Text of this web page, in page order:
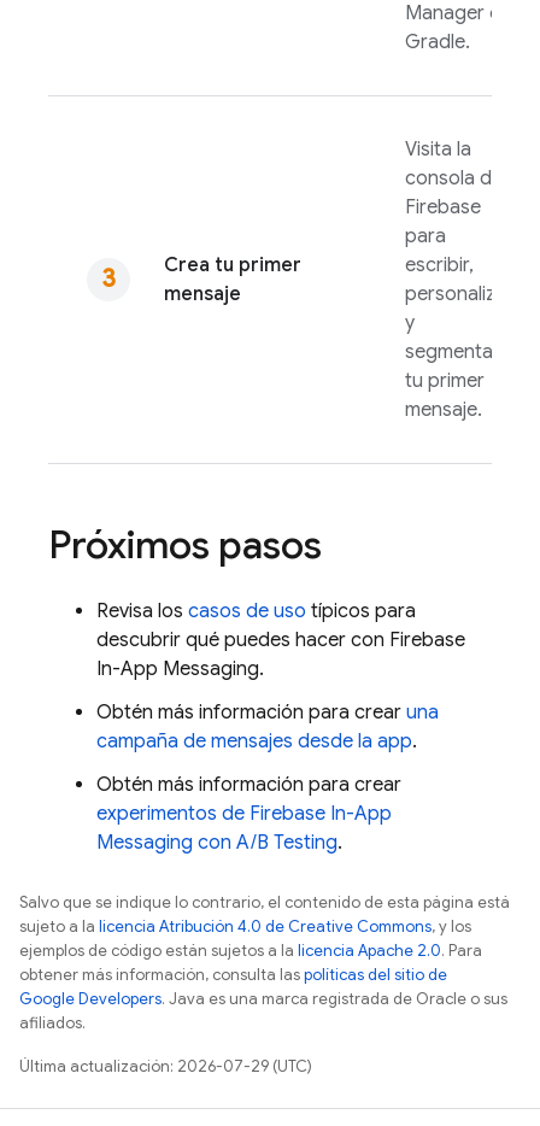
Manager o
Gradle.
Crea tu primer
mensaje
Visita la
consola de
Firebase
para
escribir,
personalizar
y
segmentar
tu primer
mensaje.
Próximos pasos
Revisa los casos de uso típicos para
descubrir qué puedes hacer con Firebase
In-App Messaging.
Obtén más información para crear una
campaña de mensajes desde la app.
Obtén más información para crear
experimentos de Firebase In-App
Messaging con A/B Testing.
Salvo que se indique lo contrario, el contenido de esta página está
sujeto a la licencia Atribución 4.0 de Creative Commons, y los
ejemplos de código están sujetos a la licencia Apache 2.0. Para
obtener más información, consulta laspolíticas del sitio de
Google Developers. Java es una marca registrada de Oracle o sus
afiliados.
Última actualización: 2026-07-29 (UTC)